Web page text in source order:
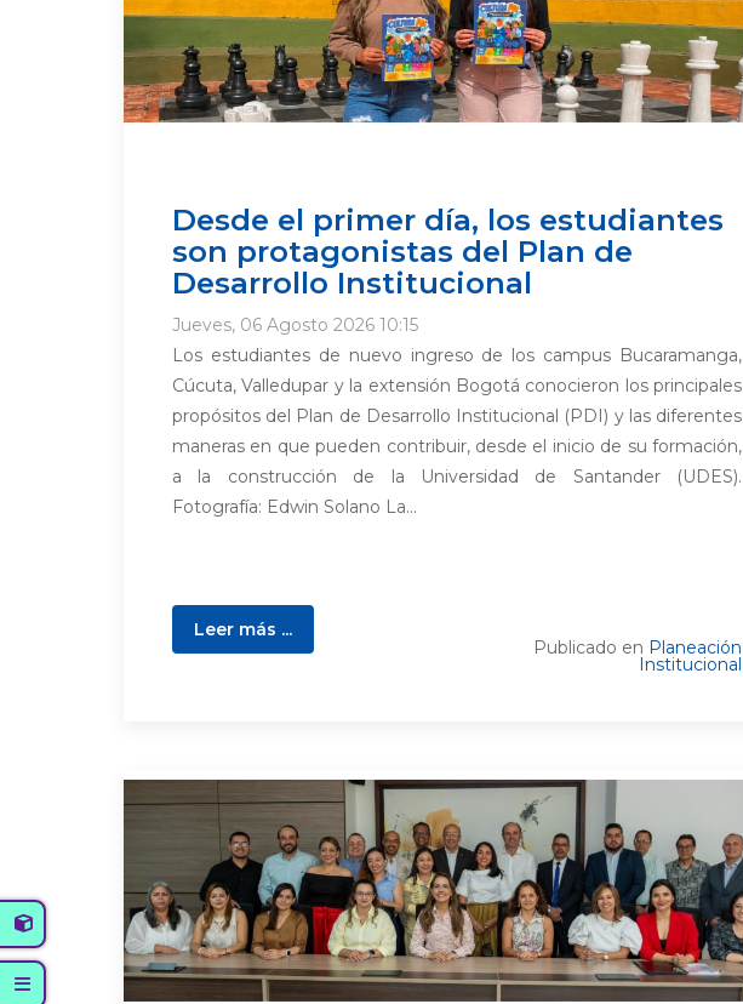
Desde el primer día, los estudiantes
son protagonistas del Plan de
Desarrollo Institucional
Jueves, 06 Agosto 2026 10:15
Los estudiantes de nuevo ingreso de los campus Bucaramanga,
Cúcuta, Valledupar y la extensión Bogotá conocieron los principales
propósitos del Plan de Desarrollo Institucional (PDI) y las diferentes
maneras en que pueden contribuir, desde el inicio de su formación,
a la construcción de la Universidad de Santander (UDES).
Fotografía: Edwin Solano La...
Leer más ...
Publicado en Planeación
Institucional